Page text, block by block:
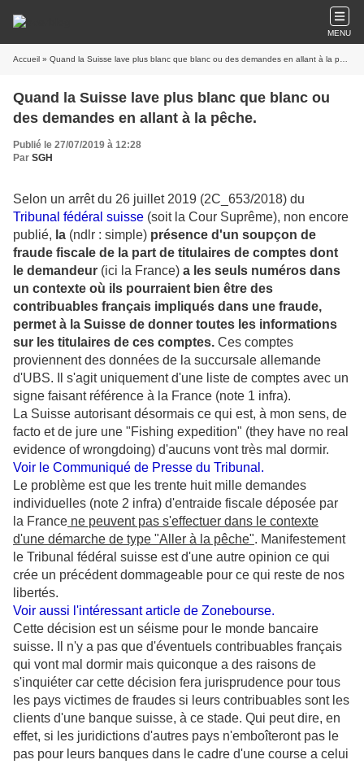
MENU
Accueil » Quand la Suisse lave plus blanc que blanc ou des demandes en allant à la pêche.
Quand la Suisse lave plus blanc que blanc ou
des demandes en allant à la pêche.
Publié le 27/07/2019 à 12:28
Par SGH
Selon un arrêt du 26 juillet 2019 (2C_653/2018) du
Tribunal fédéral suisse (soit la Cour Suprême), non encore
publié, la (ndlr : simple) présence d'un soupçon de
fraude fiscale de la part de titulaires de comptes dont
le demandeur (ici la France) a les seuls numéros dans
un contexte où ils pourraient bien être des
contribuables français impliqués dans une fraude,
permet à la Suisse de donner toutes les informations
sur les titulaires de ces comptes. Ces comptes
proviennent des données de la succursale allemande
d'UBS. Il s'agit uniquement d'une liste de comptes avec un
signe faisant référence à la France (note 1 infra).
La Suisse autorisant désormais ce qui est, à mon sens, de
facto et de jure une "Fishing expedition" (they have no real
evidence of wrongdoing) d'aucuns vont très mal dormir.
Voir le Communiqué de Presse du Tribunal .
Le problème est que les trente huit mille demandes
individuelles (note 2 infra) d'entraide fiscale déposée par
la France ne peuvent pas s'effectuer dans le contexte
d'une démarche de type "Aller à la pêche". Manifestement
le Tribunal fédéral suisse est d'une autre opinion ce qui
crée un précédent dommageable pour ce qui reste de nos
libertés.
Voir aussi l'intéressant article de Zonebourse.
Cette décision est un séisme pour le monde bancaire
suisse. Il n'y a pas que d'éventuels contribuables français
qui vont mal dormir mais quiconque a des raisons de
s'inquiéter car cette décision fera jurisprudence pour tous
les pays victimes de fraudes si leurs contribuables sont les
clients d'une banque suisse, à ce stade. Qui peut dire, en
effet, si les juridictions d'autres pays n'emboîteront pas le
pas pour leurs banques dans le cadre d'une course a celui